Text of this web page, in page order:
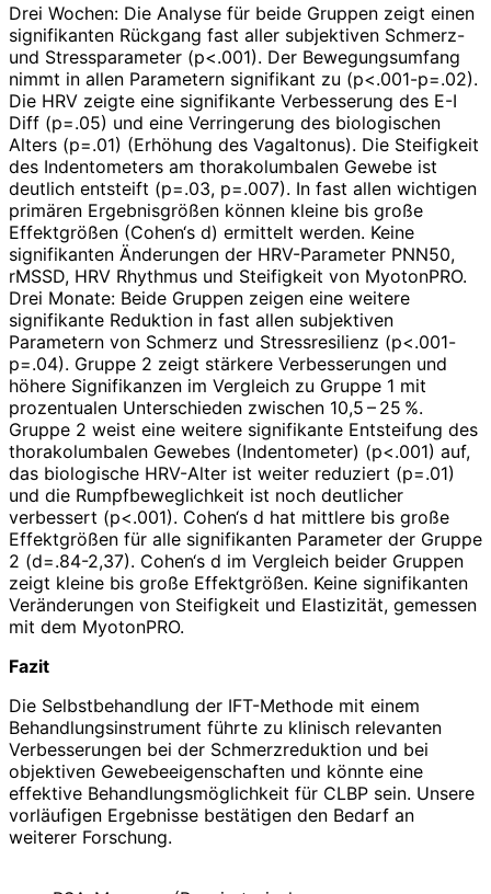
Drei Wochen: Die Analyse für beide Gruppen zeigt einen
signifikanten Rückgang fast aller subjektiven Schmerz-
und Stressparameter (p<.001). Der Bewegungsumfang
nimmt in allen Parametern signifikant zu (p<.001-p=.02).
Die HRV zeigte eine signifikante Verbesserung des E-I
Diff (p=.05) und eine Verringerung des biologischen
Alters (p=.01) (Erhöhung des Vagaltonus). Die Steifigkeit
des Indentometers am thorakolumbalen Gewebe ist
deutlich entsteift (p=.03, p=.007). In fast allen wichtigen
primären Ergebnisgrößen können kleine bis große
Effektgrößen (Cohen‘s d) ermittelt werden. Keine
signifikanten Änderungen der HRV-Parameter PNN50,
rMSSD, HRV Rhythmus und Steifigkeit von MyotonPRO.
Drei Monate: Beide Gruppen zeigen eine weitere
signifikante Reduktion in fast allen subjektiven
Parametern von Schmerz und Stressresilienz (p<.001-
p=.04). Gruppe 2 zeigt stärkere Verbesserungen und
höhere Signifikanzen im Vergleich zu Gruppe 1 mit
prozentualen Unterschieden zwischen 10,5 – 25 %.
Gruppe 2 weist eine weitere signifikante Entsteifung des
thorakolumbalen Gewebes (Indentometer) (p<.001) auf,
das biologische HRV-­Alter ist weiter reduziert (p=.01)
und die Rumpfbeweglichkeit ist noch deutlicher
verbessert (p<.001). Cohen‘s d hat mittlere bis große
Effektgrößen für alle signifikanten Parameter der Gruppe
2 (d=.84-2,37). Cohen‘s d im Vergleich beider Gruppen
zeigt kleine bis große Effektgrößen. Keine signifikanten
Veränderungen von Steifigkeit und Elastizität, gemessen
mit dem MyotonPRO.
Fazit
Die Selbstbehandlung der IFT-Methode mit einem
Behandlungsinstrument führte zu klinisch relevanten
Verbesserungen bei der Schmerzreduktion und bei
objektiven Gewebeeigenschaften und könnte eine
effektive Behandlungsmöglichkeit für CLBP sein. Unsere
vorläufigen Ergebnisse bestätigen den Bedarf an
weiterer Forschung.